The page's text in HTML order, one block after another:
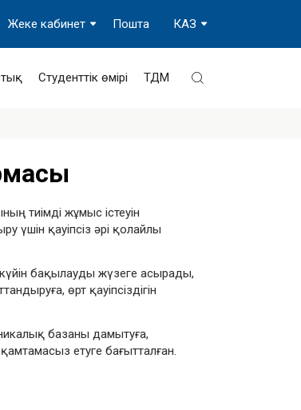
КАЗ
Пошта
Жеке кабинет
Студенттік өмірі ТДМ
тиімді жұмыс істеуін
үшін қауіпсіз әрі қолайлы
бақылауды жүзеге асырады,
өрт қауіпсіздігін
базаны дамытуға,
етуге бағытталған.